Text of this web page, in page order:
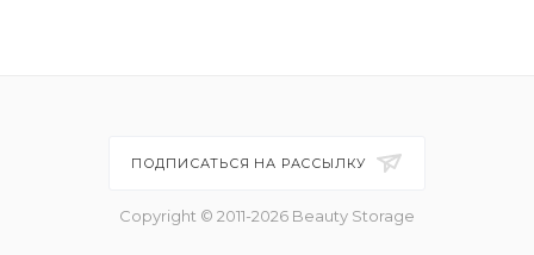
ПОДПИСАТЬСЯ НА РАССЫЛКУ
Copyright © 2011-2026 Beauty Storage